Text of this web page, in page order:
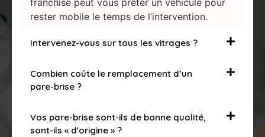
franchise peut vous prêter un véhicule pour
rester mobile le temps de l’intervention.
Intervenez-vous sur tous les vitrages ?
Combien coûte le remplacement d’un
pare-brise ?
Vos pare-brise sont-ils de bonne qualité,
sont-ils « d'origine » ?